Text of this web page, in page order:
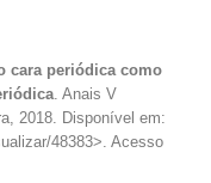
cara periódica como
. Anais V
2018. Disponível em:
48383>. Acesso